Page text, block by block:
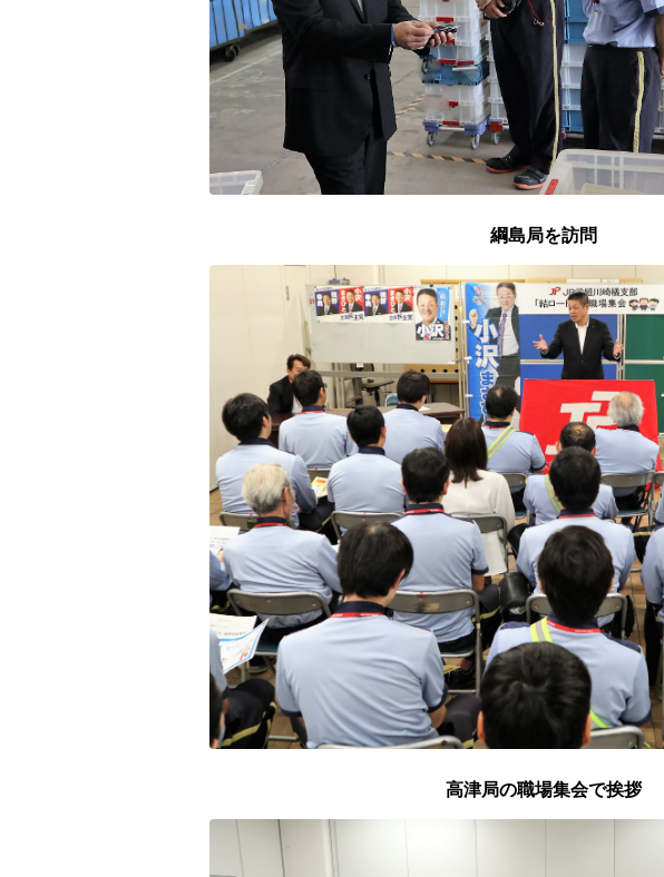
綱島局を訪問
高津局の職場集会で挨拶